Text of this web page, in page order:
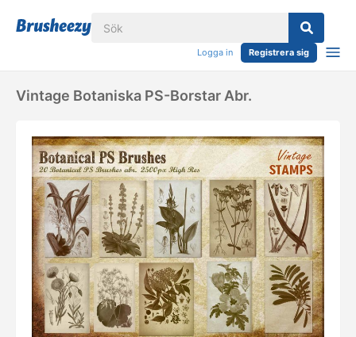
Logga in Registrera sig
Vintage Botaniska PS-Borstar Abr.